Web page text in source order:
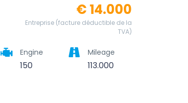
€ 14.000
Entreprise (facture déductible de la
TVA)
Engine
150
Mileage
113.000